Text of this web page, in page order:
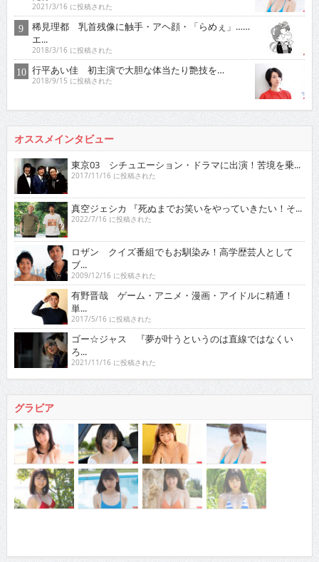
2021/3/16 に投稿された
稀見理都 乳首残像に触手・アヘ顔・「らめぇ」……
エ...
2018/3/16 に投稿された
行平あい佳 初主演で大胆な体当たり艶技を…
2018/9/15 に投稿された
オススメインタビュー
東京03 シチュエーション・ドラマに出演！苦境を乗...
2017/11/16 に投稿された
真空ジェシカ 『死ぬまでお笑いをやっていきたい！そ...
2022/7/16 に投稿された
ロザン クイズ番組でもお馴染み！高学歴芸人として
ブ...
2009/12/16 に投稿された
有野晋哉 ゲーム・アニメ・漫画・アイドルに精通！
単...
2017/5/16 に投稿された
ゴー☆ジャス 『夢が叶うというのは直線ではなくい
ろ...
2021/11/16 に投稿された
グラビア